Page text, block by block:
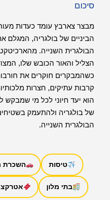
סיכום
מבצר צארבץ עומד כעדות
הביניים של בולגריה, המגלם
הבולגרית השנייה.
הצליל והאור הכובש שלו,
כשהמבקרים חוקרים את
קרבות עתיקים, חצרות
הוא יעד חיוני לכל מי
של בולגריה ולהתעמק
הבולגרית השנייה.
טיסות השכרת
בתי מלון